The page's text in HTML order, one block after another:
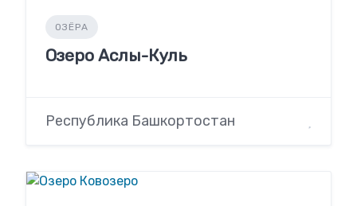
ОЗЁРА
Озеро Аслы-Куль
Республика Башкортостан